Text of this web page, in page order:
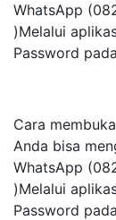
WhatsApp
)Melalui
Password
Cara
Anda bisa
WhatsApp
)Melalui
Password